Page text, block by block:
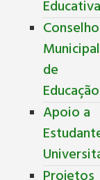
Conselho
Municipal
de
Educação
Apoio a